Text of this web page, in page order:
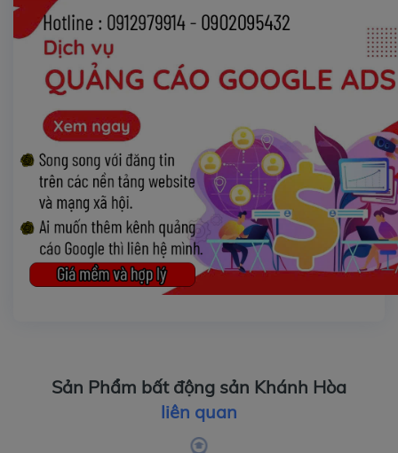
Sản Phẩm bất động sản Khánh Hòa
liên quan